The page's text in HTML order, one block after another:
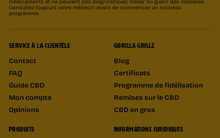
Consultez toujours votre médecin avant de commencer un nouveau
programme.
SERVICE À LA CLIENTÈLE
Contact
FAQ
Guide CBD
Mon compte
Opinions
GORILLA GRILLZ
Blog
Certificats
Programme de fidélisation
Remises sur le CBD
CBD en gros
PRODUITS INFORMATIONS JURIDIQUES